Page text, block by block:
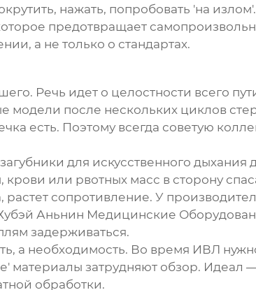
нажать, попробовать 'на
предотвращает
а не только о стандартах.
Речь идет о целостности всего
модели после нескольких циклов
есть. Поэтому всегда советую
загубники для искусственного дыхания
или рвотных масс в сторону
сопротивление. У
Аньнин Медицинские
задерживаться.
а необходимость. Во время ИВЛ
материалы затрудняют обзор. Идеал
обработки.